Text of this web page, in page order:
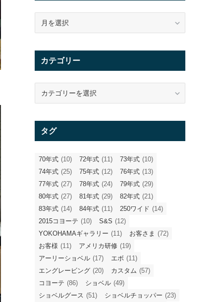
イ
カテゴリー
リ
タグ
70年式 (10) 72年式 (11) 73年式 (10)
74年式 (25) 75年式 (12) 76年式 (13)
77年式 (27) 78年式 (24) 79年式 (29)
80年式 (27) 81年式 (29) 82年式 (21)
83年式 (14) 84年式 (11) 250ワイド (14)
2015コヨーテ (10) S&S (12)
YOKOHAMAギャラリー (11) お客さま (72)
お客様 (11) アメリカ研修 (19)
アーリーショベル (17) エボ (11)
エングレービング (20) カスタム (57)
コヨーテ (86) ショベル (49)
ショベルグース (51) ショベルチョッパー (23)